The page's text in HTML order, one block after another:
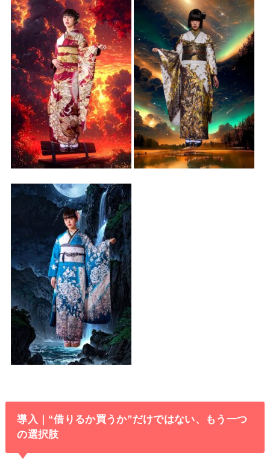
導入｜“借りるか買うか”だけではない、もう一つ
の選択肢